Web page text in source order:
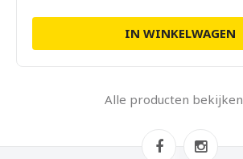
IN WINKELWAGEN
Alle producten bekijken